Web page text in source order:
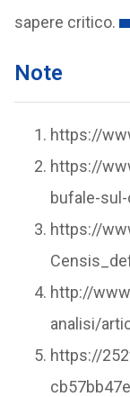
sapere critico.
Note
https://
https://
bufale-
https://
http://
analisi/
https://